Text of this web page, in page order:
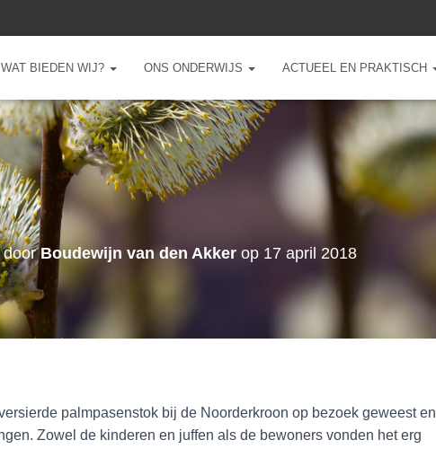
WAT BIEDEN WIJ? ONS ONDERWIJS ACTUEEL EN PRAKTISCH
doorBoudewijn van den Akkerop 17 april 2018
palmpasenstok bij de Noorderkroon op bezoek geweest en
Zowel de kinderen en juffen als de bewoners vonden het erg